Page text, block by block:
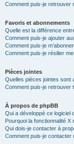
Comment puis-je retrouver
Favoris et abonnements
Quelle est la différence
Comment puis-je ajouter
Comment puis-je
Comment puis-je résilier
Pièces jointes
Quelles pièces jointes sont
Comment puis-je retrouver
À propos de phpBB
Qui a développé ce logiciel
Pourquoi la fonctionnalité X
Qui dois-je contacter à
Comment puis-je contacter